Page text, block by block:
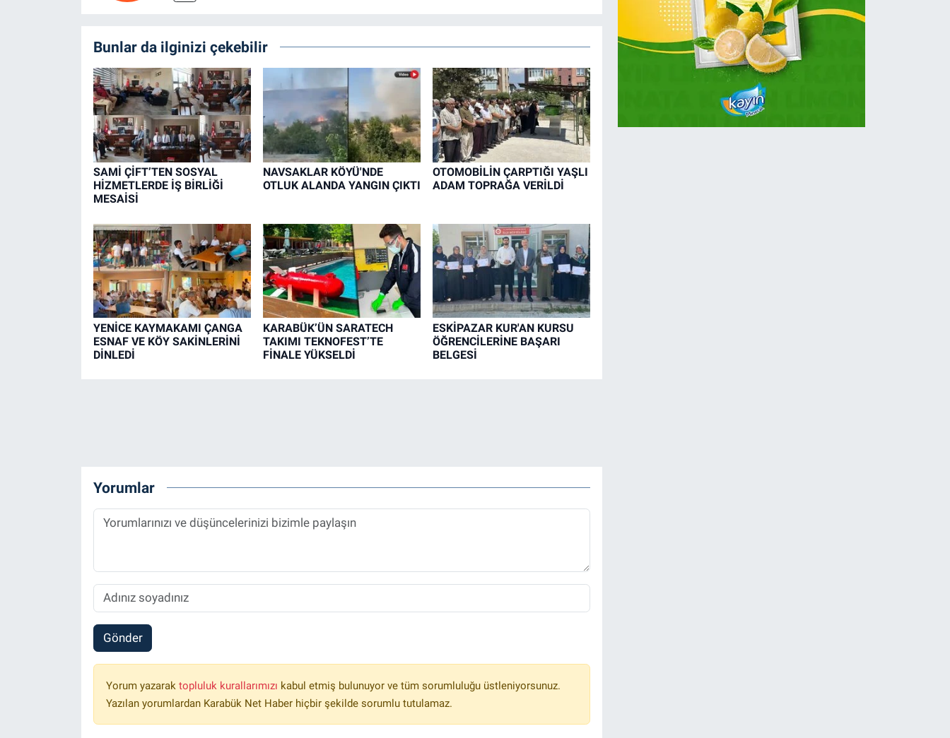
Bunlar da ilginizi çekebilir
SAMİ ÇİFT’TEN SOSYAL
HİZMETLERDE İŞ BİRLİĞİ
MESAİSİ
NAVSAKLAR KÖYÜ'NDE
OTLUK ALANDA YANGIN ÇIKTI
OTOMOBİLİN ÇARPTIĞI YAŞLI
ADAM TOPRAĞA VERİLDİ
YENİCE KAYMAKAMI ÇANGA
ESNAF VE KÖY SAKİNLERİNİ
DİNLEDİ
KARABÜK’ÜN SARATECH
TAKIMI TEKNOFEST’TE
FİNALE YÜKSELDİ
ESKİPAZAR KUR'AN KURSU
ÖĞRENCİLERİNE BAŞARI
BELGESİ
Yorumlar
Gönder
Yorum yazarak topluluk kurallarımızı kabul etmiş bulunuyor ve tüm sorumluluğu üstleniyorsunuz.
Yazılan yorumlardan Karabük Net Haber hiçbir şekilde sorumlu tutulamaz.